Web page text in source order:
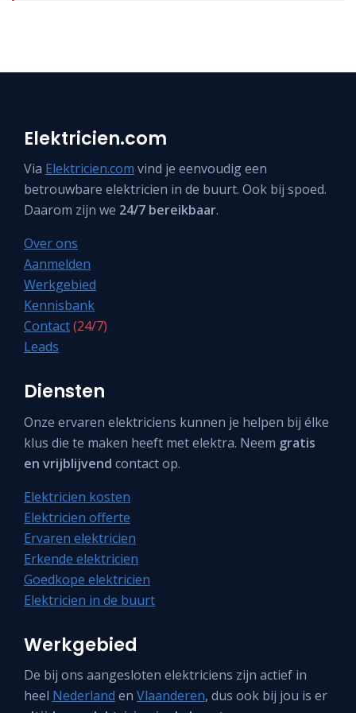
Elektricien.com
Via Elektricien.com vind je eenvoudig een
betrouwbare elektricien in de buurt. Ook bij spoed.
Daarom zijn we 24/7 bereikbaar.
Over ons
Aanmelden
Werkgebied
Kennisbank
Contact(24/7)
Leads
Diensten
Onze ervaren elektriciens kunnen je helpen bij élke
klus die te maken heeft met elektra. Neem gratis
en vrijblijvend contact op.
Elektricien kosten
Elektricien offerte
Ervaren elektricien
Erkende elektricien
Goedkope elektricien
Elektricien in de buurt
Werkgebied
De bij ons aangesloten elektriciens zijn actief in
heel Nederland en Vlaanderen, dus ook bij jou is er